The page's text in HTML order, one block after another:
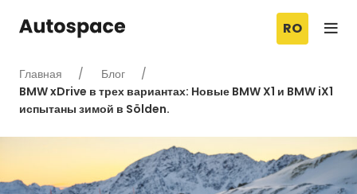
RO
Главная
Блог
BMW xDrive в трех вариантах: Новые BMW X1 и BMW iX1
испытаны зимой в Sölden.